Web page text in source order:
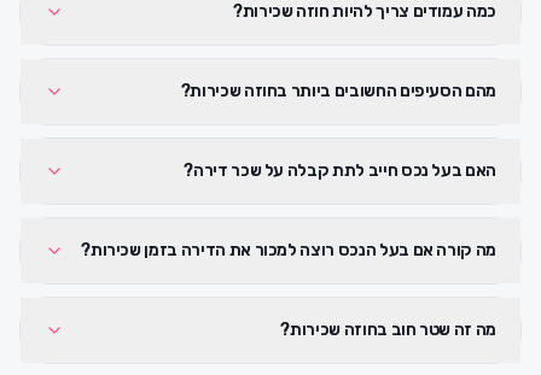
כמה עמודים צריך להיות חוזה שכירות?
מהם הסעיפים החשובים ביותר בחוזה שכירות?
האם בעל נכס חייב לתת קבלה על שכר דירה?
מה קורה אם בעל הנכס רוצה למכור את הדירה בזמן שכירות?
מה זה שטר חוב בחוזה שכירות?